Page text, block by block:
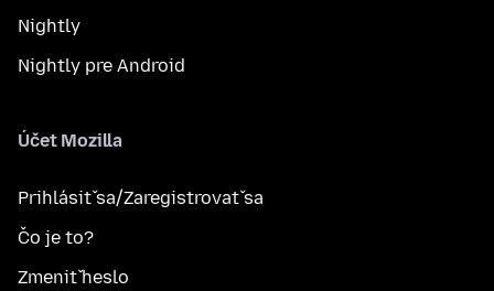
Nightly
Nightly pre Android
Účet Mozilla
Prihlásiť sa/Zaregistrovať sa
Čo je to?
Zmeniť heslo